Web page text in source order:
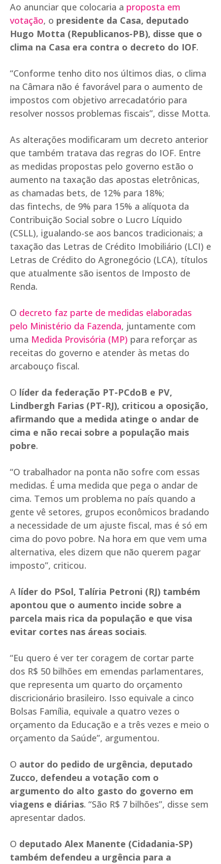
Ao anunciar que colocaria a proposta em
votação, o presidente da Casa, deputado
Hugo Motta (Republicanos-PB), disse que o
clima na Casa era contra o decreto do IOF.
“Conforme tenho dito nos últimos dias, o clima
na Câmara não é favorável para o aumento de
impostos com objetivo arrecadatório para
resolver nossos problemas fiscais”, disse Motta.
As alterações modificaram um decreto anterior
que também tratava das regras do IOF. Entre
as medidas propostas pelo governo estão o
aumento na taxação das apostas eletrônicas,
as chamadas bets, de 12% para 18%;
das fintechs, de 9% para 15% a alíquota da
Contribuição Social sobre o Lucro Líquido
(CSLL), igualando-se aos bancos tradicionais; a
taxação das Letras de Crédito Imobiliário (LCI) e
Letras de Crédito do Agronegócio (LCA), títulos
que atualmente são isentos de Imposto de
Renda.
O decreto faz parte de medidas elaboradas
pelo Ministério da Fazenda, juntamente com
uma Medida Provisória (MP) para reforçar as
receitas do governo e atender às metas do
arcabouço fiscal.
O líder da federação PT-PCdoB e PV,
Lindbergh Farias (PT-RJ), criticou a oposição,
afirmando que a medida atinge o andar de
cima e não recai sobre a população mais
pobre.
“O trabalhador na ponta não sofre com essas
medidas. É uma medida que pega o andar de
cima. Temos um problema no país quando a
gente vê setores, grupos econômicos bradando
a necessidade de um ajuste fiscal, mas é só em
cima do povo pobre. Na hora em que vem uma
alternativa, eles dizem que não querem pagar
imposto”, criticou.
A líder do PSol, Talíria Petroni (RJ) também
apontou que o aumento incide sobre a
parcela mais rica da população e que visa
evitar cortes nas áreas sociais.
“Eu quero é ver ter coragem de cortar parte
dos R$ 50 bilhões em emendas parlamentares,
que representa um quarto do orçamento
discricionário brasileiro. Isso equivale a cinco
Bolsas Família, equivale a quatro vezes o
orçamento da Educação e a três vezes e meio o
orçamento da Saúde”, argumentou.
O autor do pedido de urgência, deputado
Zucco, defendeu a votação com o
argumento do alto gasto do governo em
viagens e diárias. “São R$ 7 bilhões”, disse sem
apresentar dados.
O deputado Alex Manente (Cidadania-SP)
também defendeu a urgência para a